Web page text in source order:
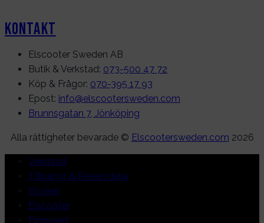
Kontakt
Elscooter Sweden AB
Butik & Verkstad: 073-500 47 72
Köp & Frågor: 070-395 17 93
Epost: info@elscootersweden.com
Brunnsgatan 7, Jönköping
Alla rättigheter bevarade © Elscootersweden.com 2026
Verkstad
Tillbehör & Reservdelar
Elcykel
Elscooter
Elmoped